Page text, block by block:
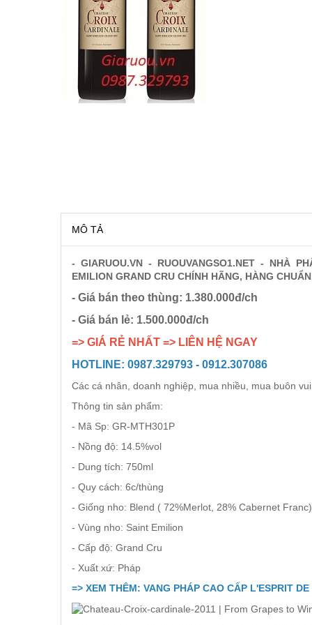
RƯỢU VANG MỸ
RƯỢU VANG NGỌT
RƯỢU VANG BỊCH
RƯỢU WHISKY
RƯỢU XO BRANDY
RƯỢU VODKA
BIA NGOẠI
TRỐNG RƯỢU
Vang Newzeland giá rẻ nhất
Rượu Vang Argentina
MÔ TẢ
- GIARUOU.VN - RUOUVANGSO1.NET - NHÀ
EMILION GRAND CRU CHÍNH HÃNG, HÀNG
- Giá bán theo thùng: 1.380.000đ/ch
- Giá bán lẻ: 1.500.000đ/ch
=> GIÁ RẺ NHẤT => LIÊN HỆ NGAY
HOTLINE: 0987.329793 - 0912.307086
Các cá nhân, doanh nghiệp, mua nhiều, mua buôn
Thông tin sản phẩm:
- Mã Sp: GR-MTH301P
- Nồng độ: 14.5%vol
- Dung tích: 750ml
- Quy cách: 6c/thùng
- Giống nho: Blend ( 72%Merlot, 28% Cabernet Franc)
- Vùng nho: Saint Emilion
- Cấp độ: Grand Cru
- Xuất xứ: Pháp
=> XEM THÊM: VANG PHÁP CAO CẤP L'ESPRIT